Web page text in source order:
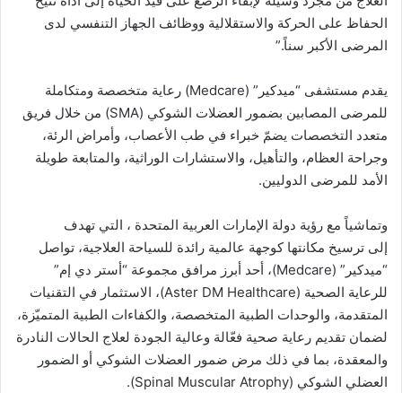
الحفاظ على الحركة والاستقلالية ووظائف الجهاز التنفسي لدى
المرضى الأكبر سناً.”
يقدم مستشفى “ميدكير” (Medcare) رعاية متخصصة ومتكاملة
للمرضى المصابين بضمور العضلات الشوكي (SMA) من خلال فريق
متعدد التخصصات يضمّ خبراء في طب الأعصاب، وأمراض الرئة،
وجراحة العظام، والتأهيل، والاستشارات الوراثية، والمتابعة طويلة
الأمد للمرضى الدوليين.
وتماشياً مع رؤية دولة الإمارات العربية المتحدة ، التي تهدف
إلى ترسيخ مكانتها كوجهة عالمية رائدة للسياحة العلاجية، تواصل
“ميدكير” (Medcare)، أحد أبرز مرافق مجموعة “أستر دي إم”
للرعاية الصحية (Aster DM Healthcare)، الاستثمار في التقنيات
المتقدمة، والوحدات الطبية المتخصصة، والكفاءات الطبية المتميّزة،
لضمان تقديم رعاية صحية فعّالة وعالية الجودة لعلاج الحالات النادرة
والمعقدة، بما في ذلك مرض ضمور العضلات الشوكي أو الضمور
العضلي الشوكي (Spinal Muscular Atrophy).